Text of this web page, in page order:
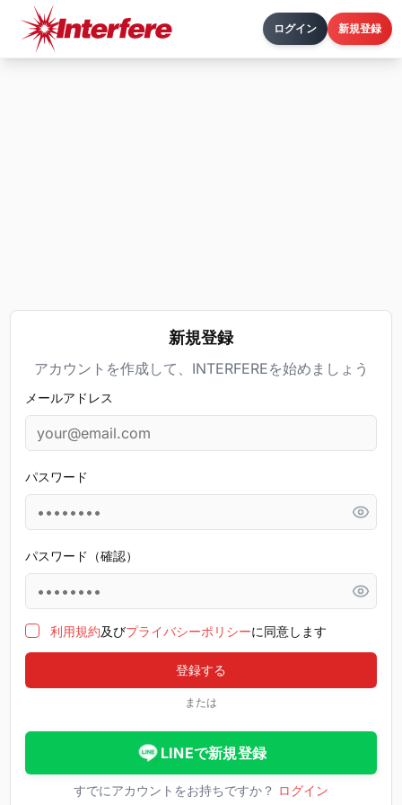
ログイン 新規登録
新規登録
アカウントを作成して、INTERFEREを始めましょう
メールアドレス
パスワード
パスワード（確認）
利用規約及びプライバシーポリシーに同意します
登録する
または
LINEで新規登録
すでにアカウントをお持ちですか？ ログイン